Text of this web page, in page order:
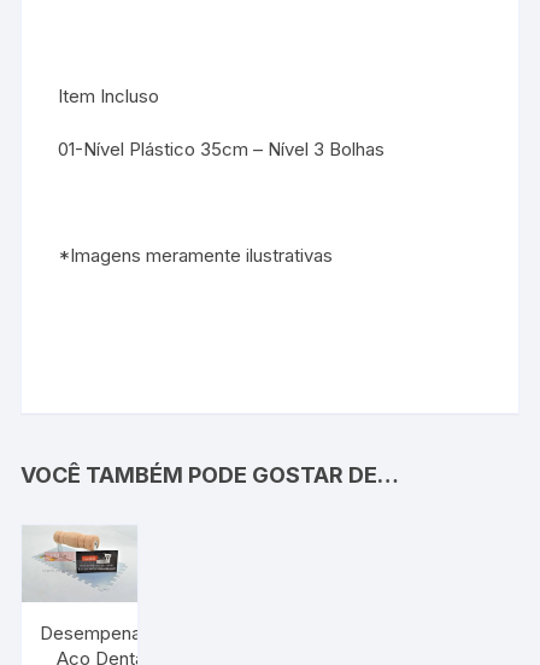
Item Incluso
01-Nível Plástico 35cm – Nível 3 Bolhas
*Imagens meramente ilustrativas
VOCÊ TAMBÉM PODE GOSTAR DE…
Desempenadeira
Aço Dentada